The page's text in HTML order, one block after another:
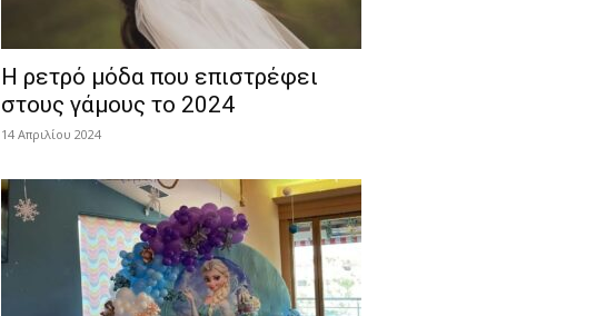
Η ρετρό μόδα που επιστρέφει
στους γάμους το 2024
14 Απριλίου 2024